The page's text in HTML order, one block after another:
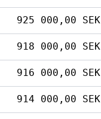
925 000,00 SEK
918 000,00 SEK
916 000,00 SEK
914 000,00 SEK